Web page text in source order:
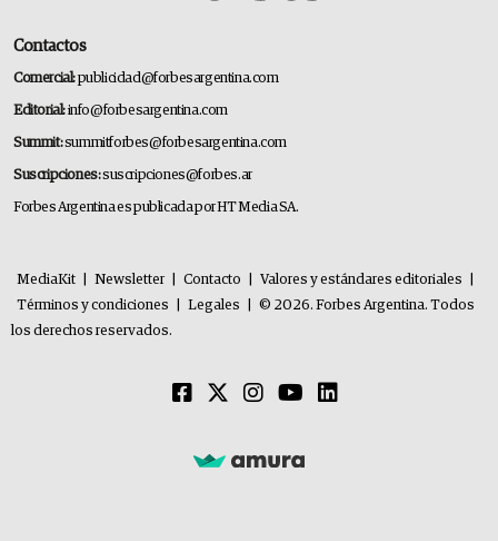
Contactos
Comercial:publicidad@forbesargentina.com
Editorial:info@forbesargentina.com
Summit:summitforbes@forbesargentina.com
Suscripciones:suscripciones@forbes.ar
Forbes Argentina es publicada por HT Media SA.
MediaKit Newsletter Contacto Valores y estándares editoriales
Términos y condiciones
Legales
© 2026. Forbes Argentina. Todos
los derechos reservados.